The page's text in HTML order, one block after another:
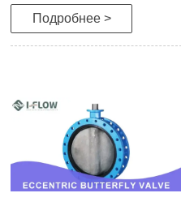
Подробнее >